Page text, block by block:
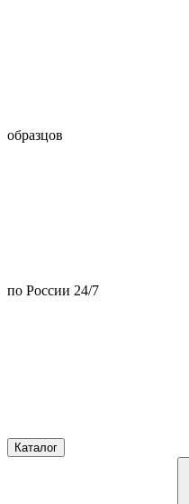
образцов
по России 24/7
Каталог